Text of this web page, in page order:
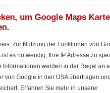
um Google Maps
Zur Nutzung der Funktionen von
ist es notwendig, Ihre IP Adresse zu
Informationen werden in der Regel an
von Google in den USA übertragen
Erfahren Sie mehr in unserer